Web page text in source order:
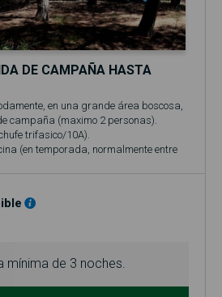
DE CAMPAÑA HASTA
en una grande área boscosa,
campaña (maximo 2 personas).
trifasico/10A).
(en temporada, normalmente entre
mínima de 3 noches.